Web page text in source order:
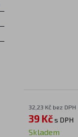
32,23 Kč bez DPH
39 Kčs DPH
Skladem